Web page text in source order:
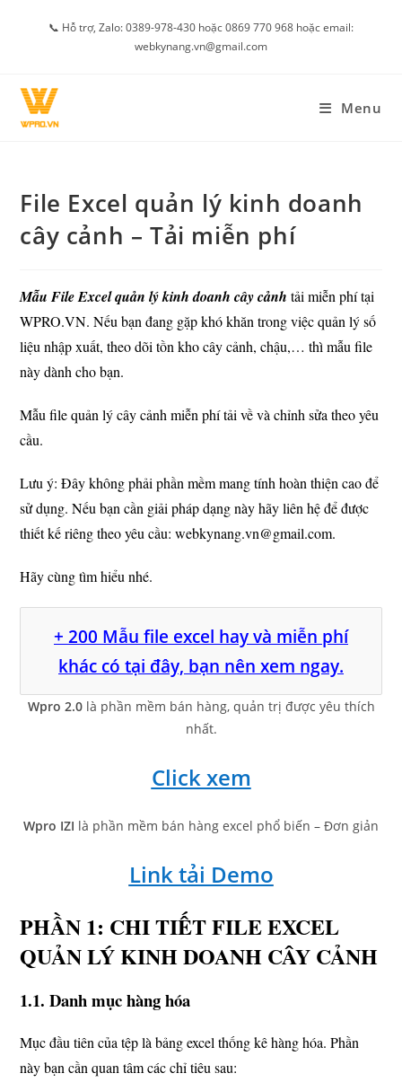
📞 Hỗ trợ, Zalo: 0389-978-430 hoặc 0869 770 968 hoặc email:
webkynang.vn@gmail.com
Menu
File Excel quản lý kinh doanh
cây cảnh – Tải miễn phí
Mẫu File Excel quản lý kinh doanh cây cảnh tải miễn phí tại
WPRO.VN.Nếu bạn đang gặp khó khăn trong việc quản lý số
liệu nhập xuất, theo dõi tồn kho cây cảnh, chậu,… thì mẫu file
này dành cho bạn.
Mẫu file quản lý cây cảnh miễn phí tải về và chỉnh sửa theo yêu
cầu.
Lưu ý: Đây không phải phần mềm mang tính hoàn thiện cao để
sử dụng. Nếu bạn cần giải pháp dạng này hãy liên hệ để được
thiết kế riêng theo yêu cầu: webkynang.vn@gmail.com.
Hãy cùng tìm hiểu nhé.
+ 200 Mẫu file excel hay và miễn phí
khác có tại đây, bạn nên xem ngay.
Wpro 2.0là phần mềm bán hàng, quản trị được yêu thích
nhất.
Click xem
Wpro IZI là phần mềm bán hàng excel phổ biến – Đơn giản
Link tải Demo
PHẦN 1: CHI TIẾT FILE EXCEL
QUẢN LÝ KINH DOANH CÂY CẢNH
1.1. Danh mục hàng hóa
Mục đầu tiên của tệp là bảng excel thống kê hàng hóa. Phần
này bạn cần quan tâm các chỉ tiêu sau: